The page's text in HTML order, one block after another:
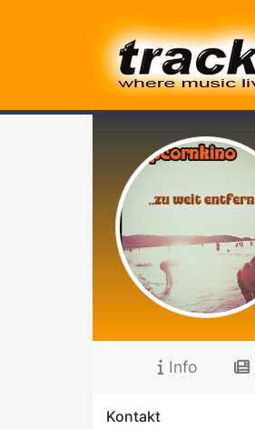
Info
Kontakt